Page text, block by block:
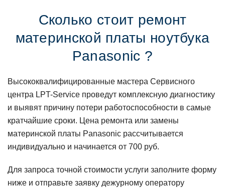
Сколько стоит ремонт
материнской платы ноутбука
Panasonic ?
Высококвалифицированные мастера Сервисного
центра LPT-Service проведут комплексную диагностику
и выявят причину потери работоспособности в самые
кратчайшие сроки. Цена ремонта или замены
материнской платы Panasonic рассчитывается
индивидуально и начинается от 700 руб.
Для запроса точной стоимости услуги заполните форму
ниже и отправьте заявку дежурному оператору